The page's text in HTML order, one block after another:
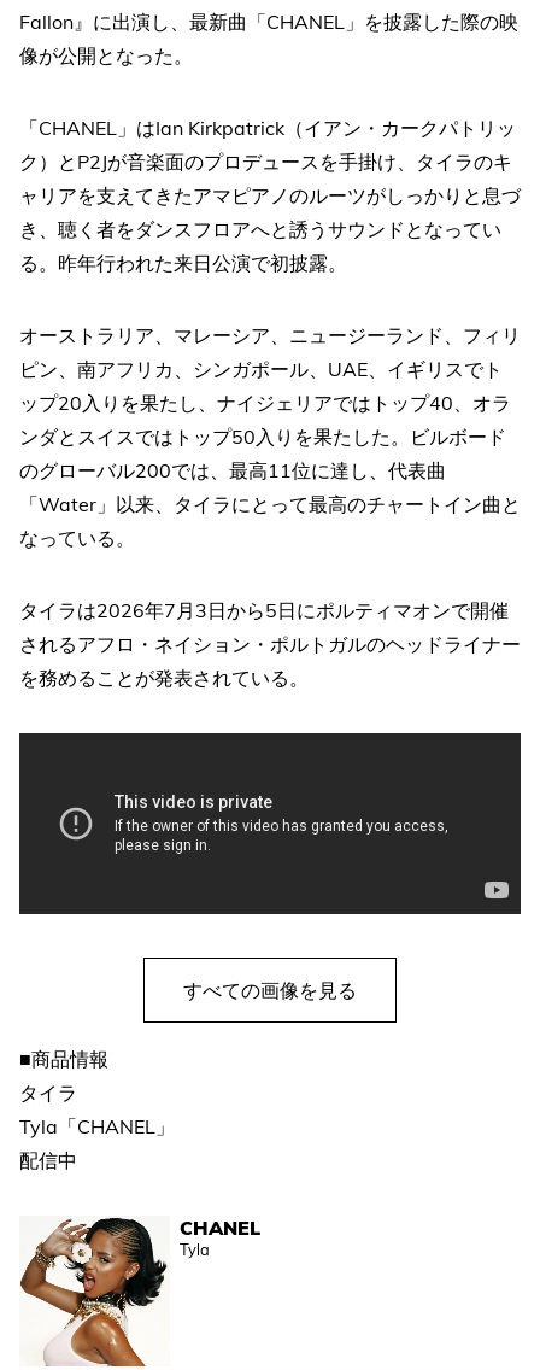
Fallon』に出演し、最新曲「CHANEL」を披露した際の映
像が公開となった。
「CHANEL」はIan Kirkpatrick（イアン・カークパトリッ
ク）とP2Jが音楽面のプロデュースを手掛け、タイラのキ
ャリアを支えてきたアマピアノのルーツがしっかりと息づ
き、聴く者をダンスフロアへと誘うサウンドとなってい
る。昨年行われた来日公演で初披露。
オーストラリア、マレーシア、ニュージーランド、フィリ
ピン、南アフリカ、シンガポール、UAE、イギリスでト
ップ20入りを果たし、ナイジェリアではトップ40、オラ
ンダとスイスではトップ50入りを果たした。ビルボード
のグローバル200では、最高11位に達し、代表曲
「Water」以来、タイラにとって最高のチャートイン曲と
なっている。
タイラは2026年7月3日から5日にポルティマオンで開催
されるアフロ・ネイション・ポルトガルのヘッドライナー
を務めることが発表されている。
すべての画像を見る
■商品情報
タイラ
Tyla「CHANEL」
配信中
CHANEL
Tyla